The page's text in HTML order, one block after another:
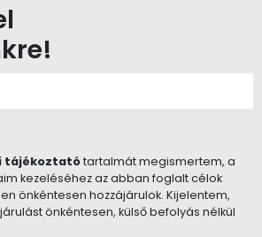
tájékoztatótartalmát megismertem, a
kezeléséhez az abban foglalt célok
önkéntesen hozzájárulok. Kijelentem,
önkéntesen, külső befolyás nélkül